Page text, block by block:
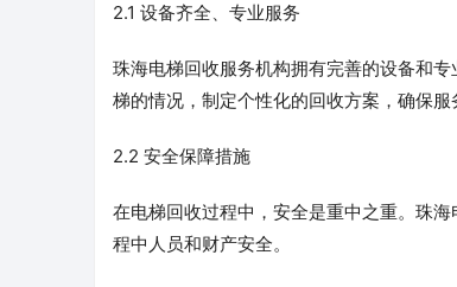
2.1 设备齐全、专业服务
珠海电梯回收服务机构拥有完善的设备和
梯的情况，制定个性化的回收方案，确保服
2.2 安全保障措施
在电梯回收过程中，安全是重中之重。珠
程中人员和财产安全。